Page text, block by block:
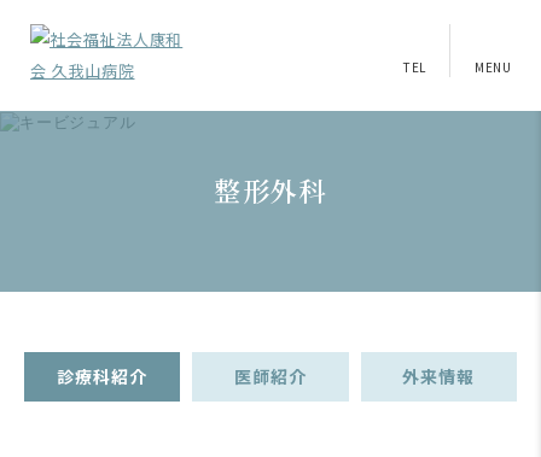
TEL MENU
整形外科
診療科紹介 医師紹介 外来情報